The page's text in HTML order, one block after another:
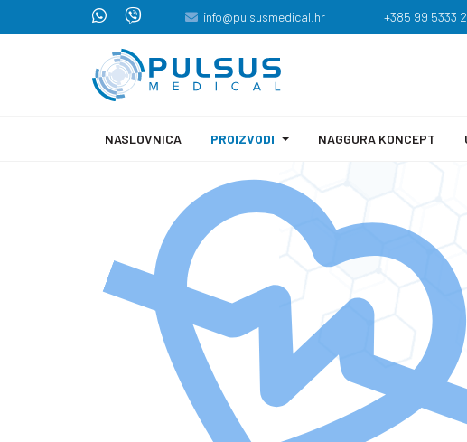
info@pulsusmedical.hr +385 99 5333
NASLOVNICA PROIZVODI NAGGURA KONCEPT